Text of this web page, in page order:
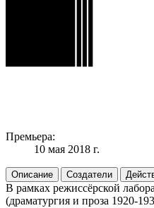
Премьера:
10 мая 2018 г.
Описание Создатели
В рамках режиссёрской
(драматургия и проза 1920-